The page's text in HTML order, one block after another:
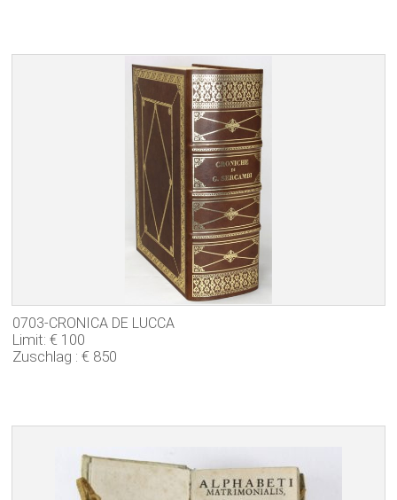
0703-CRONICA DE LUCCA
Limit: € 100
Zuschlag : € 850